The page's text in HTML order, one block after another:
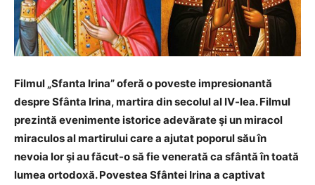
Filmul „Sfanta Irina” oferă o poveste impresionantă
despre Sfânta Irina, martira din secolul al IV-lea. Filmul
prezintă evenimente istorice adevărate şi un miracol
miraculos al martirului care a ajutat poporul său în
nevoia lor şi au făcut-o să fie venerată ca sfântă în toată
lumea ortodoxă. Povestea Sfântei Irina a captivat